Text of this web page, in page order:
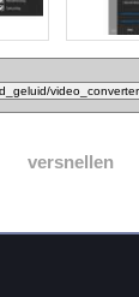
versnellen